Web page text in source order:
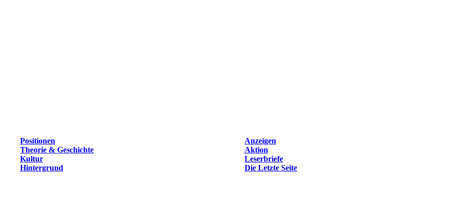
Positionen
Anzeigen
Theorie & Geschichte
Aktion
Kultur
Leserbriefe
Hintergrund Die Letzte Seite